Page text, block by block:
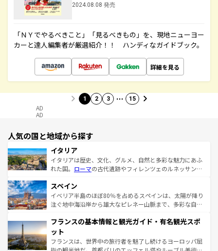
2024.08.08 発売
「ＮＹでやるべきこと」「見るべきもの」を、現地ニューヨー
カーと達人編集者が厳選紹介！！ ハンディなガイドブック。
詳細を見る
1 2 3 … 15
AD
AD
人気の国と地域から探す
イタリア
イタリアは歴史、文化、グルメ、自然と多彩な魅力にあふ
れた国。 ローマの古代遺跡やフィレンツェのルネッサンス
ろん、トスカーナの美しい田園風景やアマルフィ海岸の絶
景など、自然景観も見逃せない。観光の合間には、本場の
ピザやパスタなど、絶品のイタリア料理を堪能することも
ませてくれるイタリアで、忘れられない旅をしてみよう！
なお、新着のイタリア情報は
しい。
スペイン
イベリア半島のほぼ80％を占めるスペインは、太陽が降り
注ぐ地中海沿岸から雄大なピレネー山脈まで、多彩な自然
文化が根付くこの国では、情熱的なフラメンコ、熱気あふ
れる闘牛、そして美味しいタパスが生活の一部となってい
る。首都マドリードの洗練された雰囲気や、バルセロナの
アートに溢れた街角から、地方では古代ローマ遺跡や中世
フランスの基本情報と観光ガイド・有名観光スポ
ット
フランスは、世界中の旅行者を魅了し続けるヨーロッパ屈